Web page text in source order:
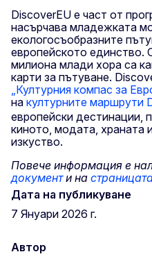
DiscoverEU е част от
насърчава младежката
екологосъобразните
европейското единство.
милиона млади хора са
карти за пътуване.
„Културния компас за
на културните маршрути
европейски дестинации,
киното, модата, храната
изкуство.
Повече информация е
документи на
Дата на публикуване
7 Януари 2026 г.
Автор